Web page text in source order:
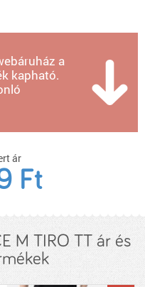
a
kapható.
ár
Ft
M TIRO TT ár és